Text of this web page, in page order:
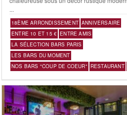
...
18ÈME ARRONDISSEMENT ANNIVERSAIRE
ENTRE 10 ET 15 € ENTRE AMIS
LA SÉLECTION BARS PARIS
LES BARS DU MOMENT
NOS BARS "COUP DE COEUR" RESTAURANT